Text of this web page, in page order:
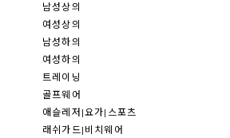
남성상의
여성상의
남성하의
여성하의
트레이닝
골프웨어
애슬레저|요가|스포츠
래쉬가드|비치웨어